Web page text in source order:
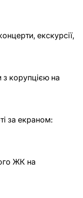
екскурсії,
з корупцією на
за екраном:
ЖК на